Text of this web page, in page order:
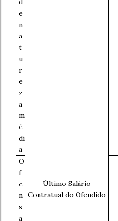
Último Salário
Contratual do Ofendido
d
e
n
a
t
u
r
e
z
a
m
é
di
a
O
f
e
n
s
a